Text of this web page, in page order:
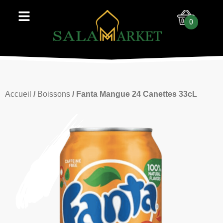
0
Accueil / Boissons / Fanta Mangue 24 Canettes 33cL